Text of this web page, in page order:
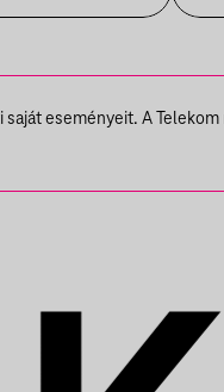
eseményeit. A